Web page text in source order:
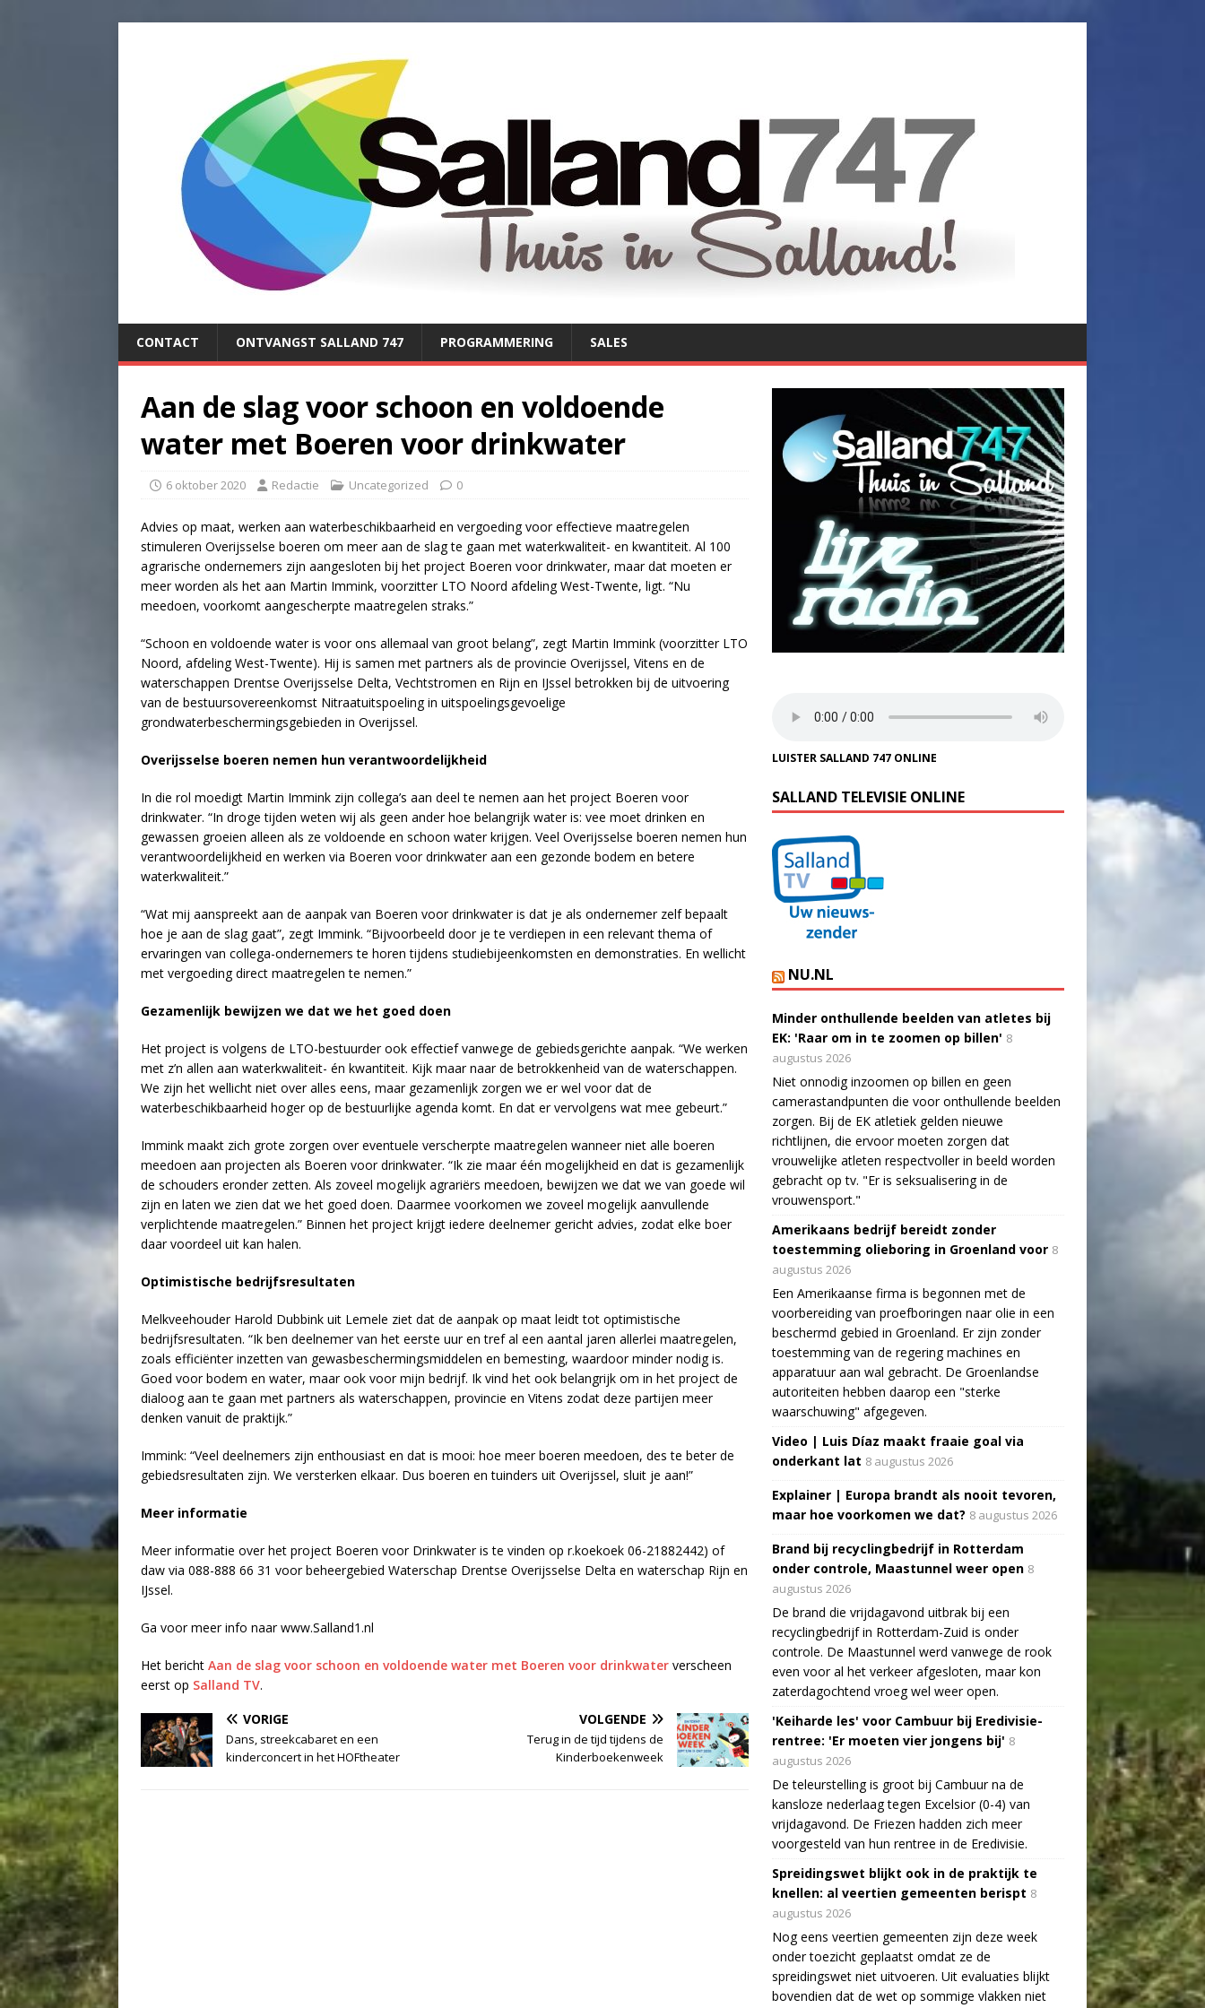
CONTACT ONTVANGST SALLAND 747 PROGRAMMERING SALES
Aan de slag voor schoon en voldoende
water met Boeren voor drinkwater
6 oktober 2020 Redactie Uncategorized 0
Advies op maat, werken aan waterbeschikbaarheid en vergoeding voor effectieve maatregelen
stimuleren Overijsselse boeren om meer aan de slag te gaan met waterkwaliteit- en kwantiteit. Al 100
agrarische ondernemers zijn aangesloten bij het project Boeren voor drinkwater, maar dat moeten er
meer worden als het aan Martin Immink, voorzitter LTO Noord afdeling West-Twente, ligt. “Nu
meedoen, voorkomt aangescherpte maatregelen straks.”
“Schoon en voldoende water is voor ons allemaal van groot belang”, zegt Martin Immink (voorzitter LTO
Noord, afdeling West-Twente). Hij is samen met partners als de provincie Overijssel, Vitens en de
waterschappen Drentse Overijsselse Delta, Vechtstromen en Rijn en IJssel betrokken bij de uitvoering
van de bestuursovereenkomst Nitraatuitspoeling in uitspoelingsgevoelige
grondwaterbeschermingsgebieden in Overijssel.
Overijsselse boeren nemen hun verantwoordelijkheid
In die rol moedigt Martin Immink zijn collega’s aan deel te nemen aan het project Boeren voor
drinkwater. “In droge tijden weten wij als geen ander hoe belangrijk water is: vee moet drinken en
gewassen groeien alleen als ze voldoende en schoon water krijgen. Veel Overijsselse boeren nemen hun
verantwoordelijkheid en werken via Boeren voor drinkwater aan een gezonde bodem en betere
waterkwaliteit.”
“Wat mij aanspreekt aan de aanpak van Boeren voor drinkwater is dat je als ondernemer zelf bepaalt
hoe je aan de slag gaat”, zegt Immink. “Bijvoorbeeld door je te verdiepen in een relevant thema of
ervaringen van collega-ondernemers te horen tijdens studiebijeenkomsten en demonstraties. En wellicht
met vergoeding direct maatregelen te nemen.”
Gezamenlijk bewijzen we dat we het goed doen
Het project is volgens de LTO-bestuurder ook effectief vanwege de gebiedsgerichte aanpak. “We werken
met z’n allen aan waterkwaliteit- én kwantiteit. Kijk maar naar de betrokkenheid van de waterschappen.
We zijn het wellicht niet over alles eens, maar gezamenlijk zorgen we er wel voor dat de
waterbeschikbaarheid hoger op de bestuurlijke agenda komt. En dat er vervolgens wat mee gebeurt.”
Immink maakt zich grote zorgen over eventuele verscherpte maatregelen wanneer niet alle boeren
meedoen aan projecten als Boeren voor drinkwater. “Ik zie maar één mogelijkheid en dat is gezamenlijk
de schouders eronder zetten. Als zoveel mogelijk agrariërs meedoen, bewijzen we dat we van goede wil
zijn en laten we zien dat we het goed doen. Daarmee voorkomen we zoveel mogelijk aanvullende
verplichtende maatregelen.” Binnen het project krijgt iedere deelnemer gericht advies, zodat elke boer
daar voordeel uit kan halen.
Optimistische bedrijfsresultaten
Melkveehouder Harold Dubbink uit Lemele ziet dat de aanpak op maat leidt tot optimistische
bedrijfsresultaten. “Ik ben deelnemer van het eerste uur en tref al een aantal jaren allerlei maatregelen,
zoals efficiënter inzetten van gewasbeschermingsmiddelen en bemesting, waardoor minder nodig is.
Goed voor bodem en water, maar ook voor mijn bedrijf. Ik vind het ook belangrijk om in het project de
dialoog aan te gaan met partners als waterschappen, provincie en Vitens zodat deze partijen meer
denken vanuit de praktijk.”
Immink: “Veel deelnemers zijn enthousiast en dat is mooi: hoe meer boeren meedoen, des te beter de
gebiedsresultaten zijn. We versterken elkaar. Dus boeren en tuinders uit Overijssel, sluit je aan!”
Meer informatie
Meer informatie over het project Boeren voor Drinkwater is te vinden op r.koekoek 06-21882442) of
daw via 088-888 66 31 voor beheergebied Waterschap Drentse Overijsselse Delta en waterschap Rijn en
IJssel.
Ga voor meer info naar www.Salland1.nl
Het bericht Aan de slag voor schoon en voldoende water met Boeren voor drinkwater verscheen
eerst op Salland TV.
VORIGE
Dans, streekcabaret en een
kinderconcert in het HOFtheater
VOLGENDE
Terug in de tijd tijdens de
Kinderboekenweek
LUISTER SALLAND 747 ONLINE
SALLAND TELEVISIE ONLINE
NU.NL
Minder onthullende beelden van atletes bij
EK: 'Raar om in te zoomen op billen' 8
augustus 2026
Niet onnodig inzoomen op billen en geen
camerastandpunten die voor onthullende beelden
zorgen. Bij de EK atletiek gelden nieuwe
richtlijnen, die ervoor moeten zorgen dat
vrouwelijke atleten respectvoller in beeld worden
gebracht op tv. "Er is seksualisering in de
vrouwensport."
Amerikaans bedrijf bereidt zonder
toestemming olieboring in Groenland voor 8
augustus 2026
Een Amerikaanse firma is begonnen met de
voorbereiding van proefboringen naar olie in een
beschermd gebied in Groenland. Er zijn zonder
toestemming van de regering machines en
apparatuur aan wal gebracht. De Groenlandse
autoriteiten hebben daarop een "sterke
waarschuwing" afgegeven.
Video | Luis Díaz maakt fraaie goal via
onderkant lat 8 augustus 2026
Explainer | Europa brandt als nooit tevoren,
maar hoe voorkomen we dat? 8 augustus 2026
Brand bij recyclingbedrijf in Rotterdam
onder controle, Maastunnel weer open 8
augustus 2026
De brand die vrijdagavond uitbrak bij een
recyclingbedrijf in Rotterdam-Zuid is onder
controle. De Maastunnel werd vanwege de rook
even voor al het verkeer afgesloten, maar kon
zaterdagochtend vroeg wel weer open.
'Keiharde les' voor Cambuur bij Eredivisie-
rentree: 'Er moeten vier jongens bij' 8
augustus 2026
De teleurstelling is groot bij Cambuur na de
kansloze nederlaag tegen Excelsior (0-4) van
vrijdagavond. De Friezen hadden zich meer
voorgesteld van hun rentree in de Eredivisie.
Spreidingswet blijkt ook in de praktijk te
knellen: al veertien gemeenten berispt 8
augustus 2026
Nog eens veertien gemeenten zijn deze week
onder toezicht geplaatst omdat ze de
spreidingswet niet uitvoeren. Uit evaluaties blijkt
bovendien dat de wet op sommige vlakken niet